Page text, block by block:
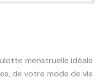
menstruelle idéale
de votre mode de vie